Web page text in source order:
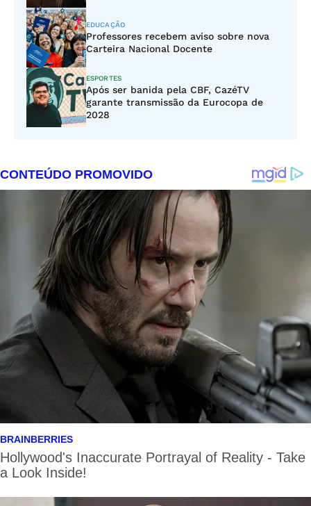
EDUCAÇÃO
Professores recebem aviso sobre nova
Carteira Nacional Docente
ESPORTES
Após ser banida pela CBF, CazéTV
garante transmissão da Eurocopa de
2028